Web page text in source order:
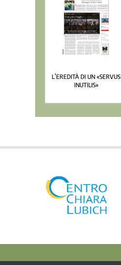
L’EREDITÀ DI UN «SERVUS
INUTILIS»